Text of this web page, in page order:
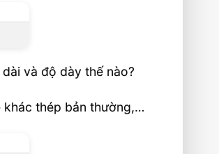
và độ dày thế nào?
khác thép bản thường,…